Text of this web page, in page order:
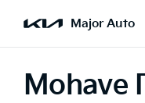
Major Auto
Mohave